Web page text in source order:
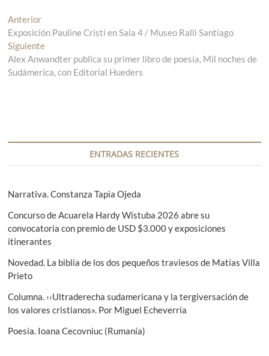
N
a
v
e
c
n
d
e
n
t
r
a
Anterior
n
t
r
a
r
o
:
Exposición Pauline Cristi en Sala 4 / Museo Ralli Santiago
Siguiente
n
t
g
i
n
t
e
:
Alex Anwandter publica su primer libro de poesía, Mil noches de
Sudámerica, con Editorial Hueders
ENTRADAS RECIENTES
Narrativa. Constanza Tapia Ojeda
Concurso de Acuarela Hardy Wistuba 2026 abre su
convocatoria con premio de USD $3.000 y exposiciones
itinerantes
Novedad. La biblia de los dos pequeños traviesos de Matías Villa
Prieto
Columna. ‹‹Ultraderecha sudamericana y la tergiversación de
los valores cristianos». Por Miguel Echeverría
Poesía. Ioana Cecovniuc (Rumanía)